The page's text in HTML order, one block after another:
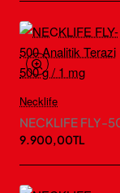
Necklife
NECKLIFE FLY-
9.900,00TL